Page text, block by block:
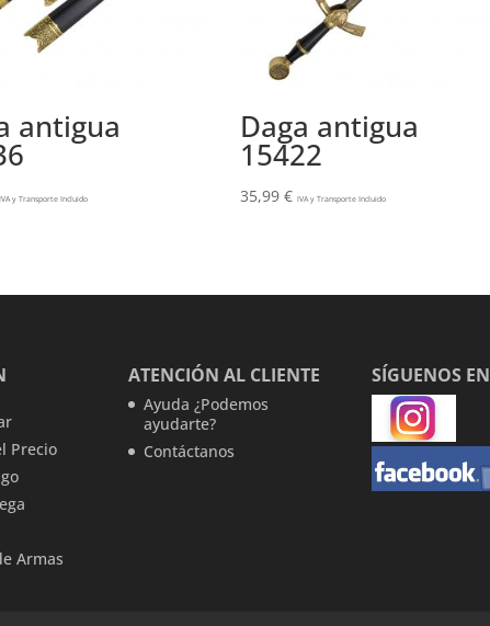
antigua
IVA y Transporte Incluido
Daga antigua
15422
35,99 € IVA y Transporte Incluido
Precio
Armas
ATENCIÓN AL CLIENTE
Ayuda ¿Podemos
ayudarte?
Contáctanos
SÍGUENOS EN